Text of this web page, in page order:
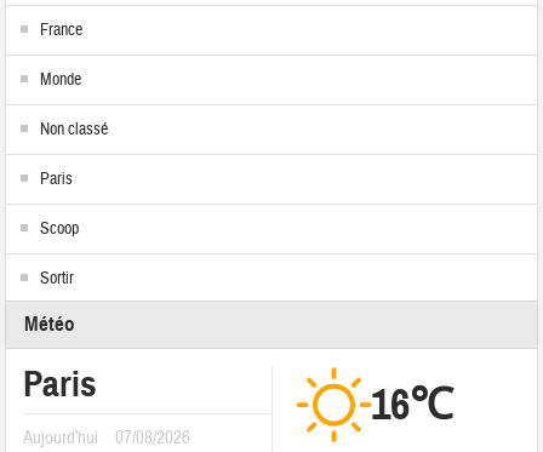
France
Monde
Non classé
Paris
Scoop
Sortir
Météo
Paris
Aujourd'hui 07/08/2026
16℃